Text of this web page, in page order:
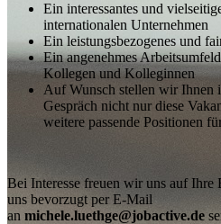
Ein interessantes und
internationalen Unternehmen
Ein leistungsbezogenes und
Ein angenehmes
Kollegen und Kolleginnen
Auf Wunsch stellen wir Ihnen
Gespräch nicht nur diese
weitere passende Positionen
Bei Interesse freuen wir uns auf Ihre
uns bevorzugt per E-Mail
an michele.luethge@jobactive.de